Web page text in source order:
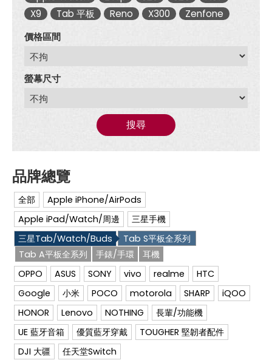
X9
Tab 平板 Reno X300
Zenfone
價格區間
螢幕尺寸
搜尋
全部
Apple iPhone/AirPods
Apple iPad/Watch/周邊
三星手機
三星Tab/Watch/Buds
Tab S平板全系列
Tab A平板全系列
手錶/手環
耳機
OPPO
ASUS SONY vivo realme
HTC
Google
小米 POCO motorola SHARP
iQOO
HONOR
Lenovo NOTHING
長輩/功能機
UE 藍牙音箱
優質藍牙穿戴
TOUGHER 堅韌者配件
DJI 大疆
任天堂Switch